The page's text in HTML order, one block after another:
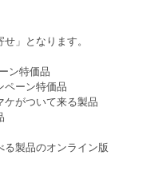
」となります。
ン特価品
ペーン特価品
がついて来る製品
製品のオンライン版